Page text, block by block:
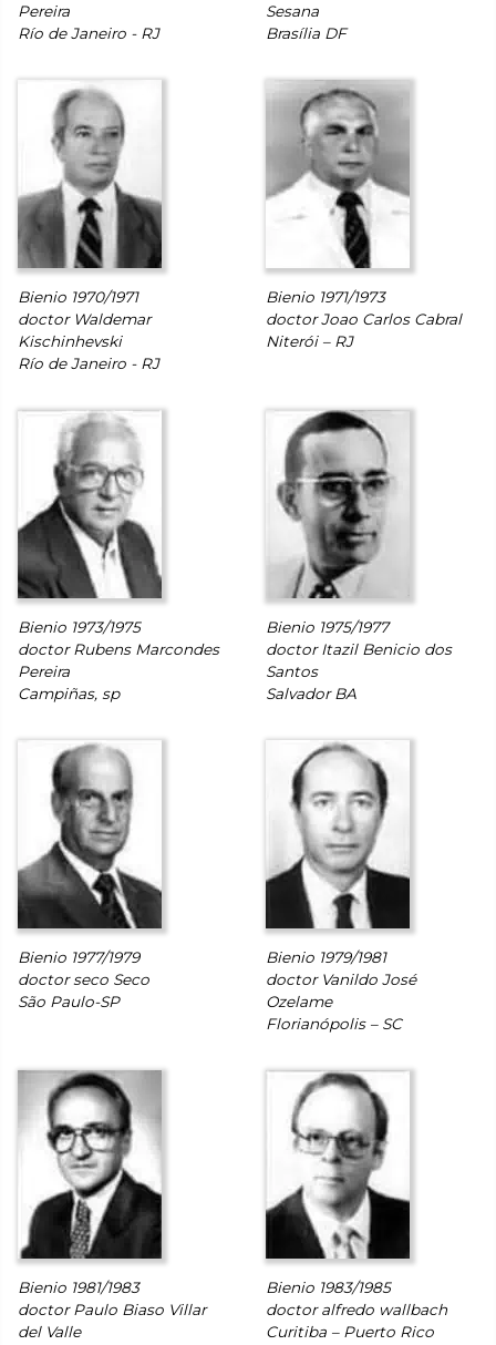
Pereira
Río de Janeiro - RJ
Sesana
Brasília DF
Bienio 1970/1971
doctor Waldemar
Kischinhevski
Río de Janeiro - RJ
Bienio 1971/1973
doctor Joao Carlos Cabral
Niterói – RJ
Bienio 1973/1975
doctor Rubens Marcondes
Pereira
Campiñas, sp
Bienio 1975/1977
doctor Itazil Benicio dos
Santos
Salvador BA
Bienio 1977/1979
doctor seco Seco
São Paulo-SP
Bienio 1979/1981
doctor Vanildo José
Ozelame
Florianópolis – SC
Bienio 1981/1983
doctor Paulo Biaso Villar
del Valle
Bienio 1983/1985
doctor alfredo wallbach
Curitiba – Puerto Rico